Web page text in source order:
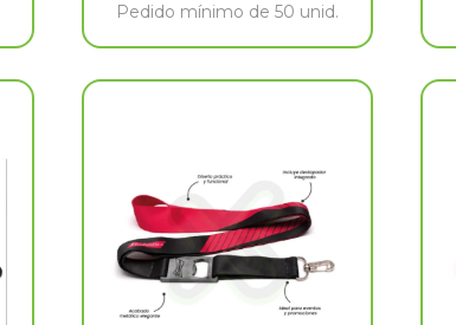
Pedido mínimo de 50 unid.